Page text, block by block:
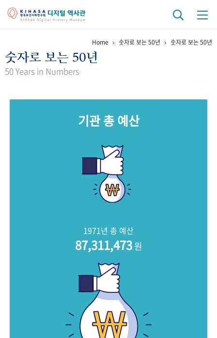
걸어온 길 기관 변천사 역대 기관장
키워드로 보는 연구 역사
문서 기록물 행정박물
Home 숫자로 보는 50년 숫자로 보는 50년
숫자로 보는 50년
50 Years in Numbers
기관 총 예산
1971년 총 예산
87,311,473원